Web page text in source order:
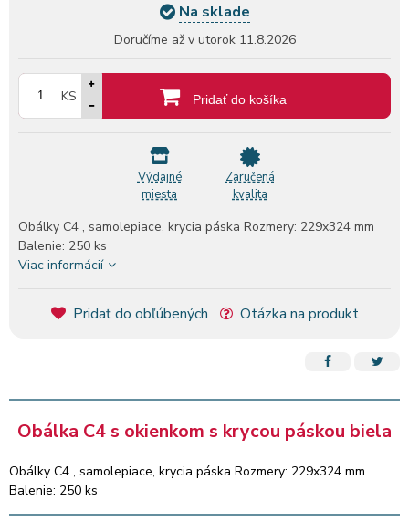
Na sklade
Doručíme až v utorok 11.8.2026
KS Pridať do košíka
Výdajné
miesta
Zaručená
kvalita
Obálky C4 , samolepiace, krycia páska Rozmery: 229x324 mm
Balenie: 250 ks
Viac informácií
Pridať do obľúbených Otázka na produkt
Obálka C4 s okienkom s krycou páskou biela
Obálky C4 , samolepiace, krycia páska Rozmery: 229x324 mm
Balenie: 250 ks